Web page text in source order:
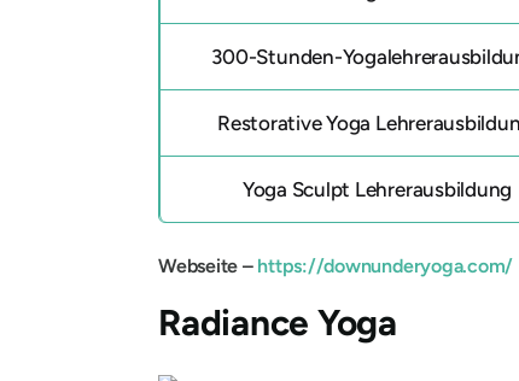
300-Stunden-
Restorative Yoga
Yoga Sculpt Lehrerausbildung
Webseite –https://downunderyoga.com/
Radiance Yoga